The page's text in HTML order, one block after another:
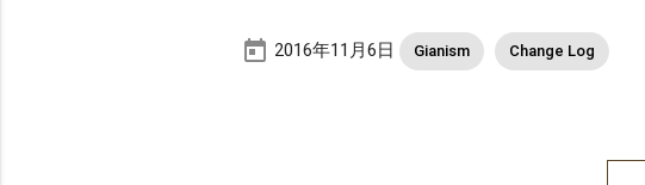
today 2016年11月6日 Gianism Change Log